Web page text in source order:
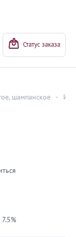
Статус заказа
шампанское -
7.5%